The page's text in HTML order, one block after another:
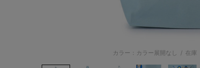
カラー：カラー展開なし / 在庫